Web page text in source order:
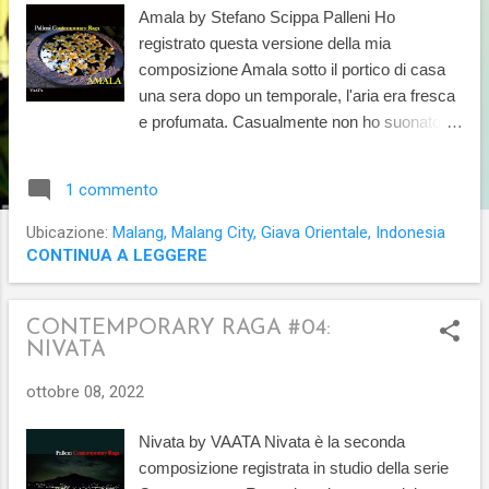
Amala by Stefano Scippa Palleni Ho
registrato questa versione della mia
composizione Amala sotto il portico di casa
una sera dopo un temporale, l'aria era fresca
e profumata. Casualmente non ho suonato la
che mi è venuta in mente sul momento e si è
rivelata migliore, per cui ho deciso di adottarla
in via definitiva. Questa versione dello
stesso brano che ho filmato sulla spiaggia
non molto tempo fa mi ha anche dato l'idea di
introdurre il tema principale con una breve
alla quale fa seguito la melodia vera e propria.
dello stato d'animo che voglio esprimere con
questo tema: un sentimento di purezza e
1 commento
Ubicazione: Malang, Malang City, Giava Orientale, Indonesia
CONTINUA A LEGGERE
CONTEMPORARY RAGA #04:
NIVATA
ottobre 08, 2022
Nivata by VAATA Nivata è la seconda
composizione registrata in studio della serie